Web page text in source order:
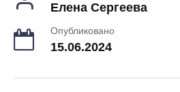
Елена Сергеева
Опубликовано
15.06.2024